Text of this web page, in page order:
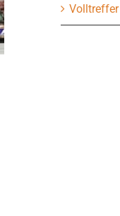
Volltreffer